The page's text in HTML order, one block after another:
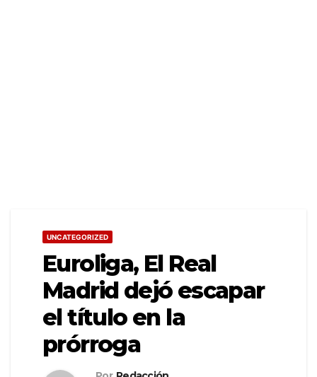
UNCATEGORIZED
Euroliga, El Real
Madrid dejó escapar
el título en la
prórroga